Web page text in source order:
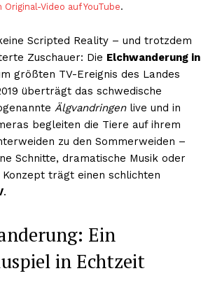
Original-Video auf YouTube.
Scripted Reality – und trotzdem
Zuschauer: Die Elchwanderung in
größten TV-Ereignis des Landes
überträgt das schwedische
Älgvandringenlive und in
begleiten die Tiere auf ihrem
zu den Sommerweiden –
Schnitte, dramatische Musik oder
Konzept trägt einen schlichten
.
Ein
in Echtzeit